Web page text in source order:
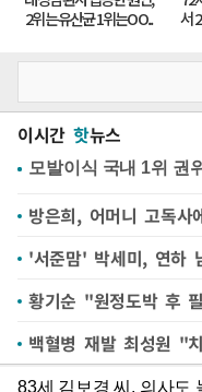
이시간 핫뉴스
방은희, 어머니 고독
'서준맘' 박세미, 연하
황기순 "원정도박 후
백혈병 재발 최성원 "